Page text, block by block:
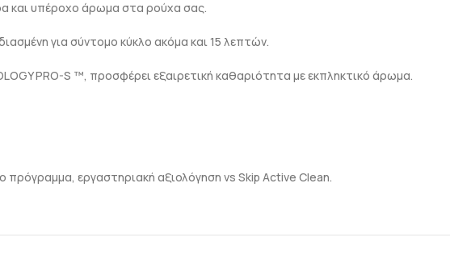
και υπέροχο άρωμα στα ρούχα σας.
για σύντομο κύκλο ακόμα και 15 λεπτών.
PRO-S ™, προσφέρει εξαιρετική καθαριότητα με εκπληκτικό άρωμα.
εργαστηριακή αξιολόγηση vs Skip Active Clean.